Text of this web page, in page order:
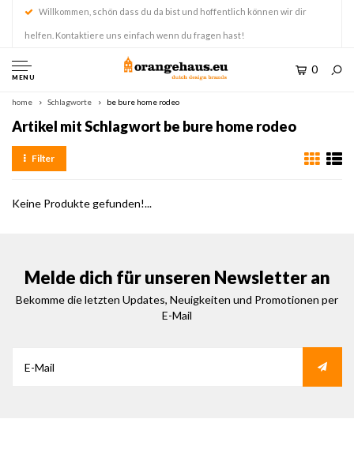
Willkommen, schön dass du da bist und hoffentlich können wir dir
helfen. Kontaktiere uns einfach wenn du fragen hast!
MENU
0
home Schlagworte be bure home rodeo
Artikel mit Schlagwort be bure home rodeo
Filter
Keine Produkte gefunden!...
Melde dich für unseren Newsletter an
Bekomme die letzten Updates, Neuigkeiten und Promotionen per
E-Mail